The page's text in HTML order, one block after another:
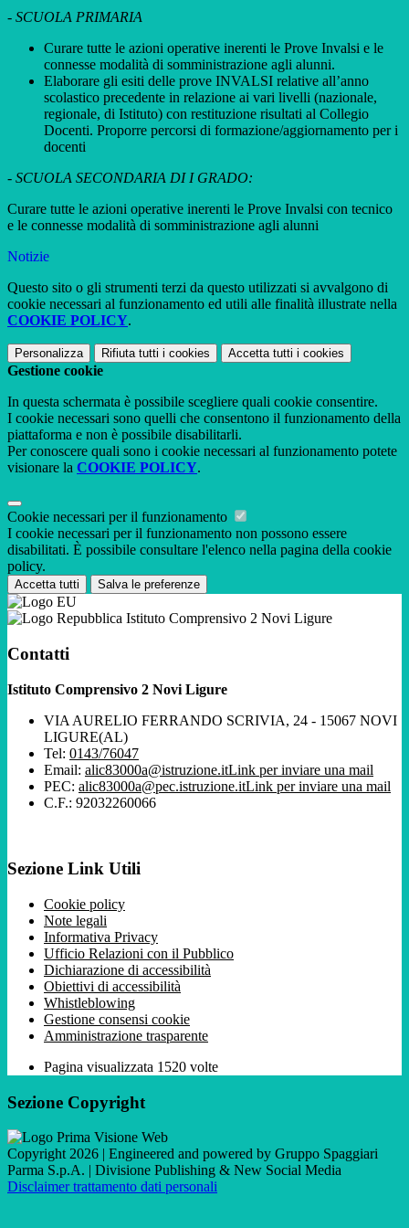
- SCUOLA PRIMARIA
Curare tutte le azioni operative inerenti le Prove Invalsi e le
connesse modalità di somministrazione agli alunni.
Elaborare gli esiti delle prove INVALSI relative all’anno
scolastico precedente in relazione ai vari livelli (nazionale,
regionale, di Istituto) con restituzione risultati al Collegio
Docenti. Proporre percorsi di formazione/aggiornamento per i
docenti
- SCUOLA SECONDARIA DI I GRADO:
Curare tutte le azioni operative inerenti le Prove Invalsi con tecnico
e le connesse modalità di somministrazione agli alunni
Notizie
Questo sito o gli strumenti terzi da questo utilizzati si avvalgono di
cookie necessari al funzionamento ed utili alle finalità illustrate nella
COOKIE POLICY.
Personalizza Rifiuta tutti i cookies Accetta tutti i cookies
Gestione cookie
In questa schermata è possibile scegliere quali cookie consentire.
I cookie necessari sono quelli che consentono il funzionamento della
piattaforma e non è possibile disabilitarli.
Per conoscere quali sono i cookie necessari al funzionamento potete
visionare la COOKIE POLICY.
Cookie necessari per il funzionamento
I cookie necessari per il funzionamento non possono essere
disabilitati. È possibile consultare l'elenco nella pagina della cookie
policy.
Accetta tutti Salva le preferenze
Istituto Comprensivo 2 Novi Ligure
Contatti
Istituto Comprensivo 2 Novi Ligure
VIA AURELIO FERRANDO SCRIVIA, 24 - 15067 NOVI
LIGURE(AL)
Tel: 0143/76047
Email: alic83000a@istruzione.itLink per inviare una mail
PEC: alic83000a@pec.istruzione.itLink per inviare una mail
C.F.: 92032260066
Sezione Link Utili
Cookie policy
Note legali
Informativa Privacy
Ufficio Relazioni con il Pubblico
Dichiarazione di accessibilità
Obiettivi di accessibilità
Whistleblowing
Gestione consensi cookie
Amministrazione trasparente
Pagina visualizzata 1520 volte
Sezione Copyright
Copyright 2026 | Engineered and powered by Gruppo Spaggiari
Parma S.p.A. | Divisione Publishing & New Social Media
Disclaimer trattamento dati personali